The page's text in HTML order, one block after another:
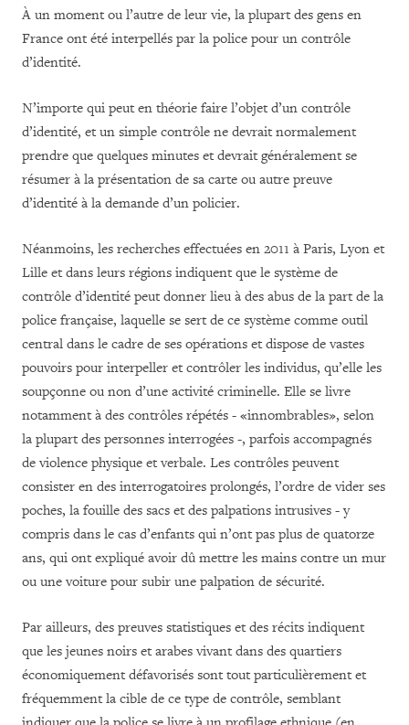
À un moment ou l’autre de leur vie, la plupart des gens en
France ont été interpellés par la police pour un contrôle
d’identité.
N’importe qui peut en théorie faire l’objet d’un contrôle
d’identité, et un simple contrôle ne devrait normalement
prendre que quelques minutes et devrait généralement se
résumer à la présentation de sa carte ou autre preuve
d’identité à la demande d’un policier.
Néanmoins, les recherches effectuées en 2011 à Paris, Lyon et
Lille et dans leurs régions indiquent que le système de
contrôle d’identité peut donner lieu à des abus de la part de la
police française, laquelle se sert de ce système comme outil
central dans le cadre de ses opérations et dispose de vastes
pouvoirs pour interpeller et contrôler les individus, qu’elle les
soupçonne ou non d’une activité criminelle. Elle se livre
notamment à des contrôles répétés - «innombrables», selon
la plupart des personnes interrogées -, parfois accompagnés
de violence physique et verbale. Les contrôles peuvent
consister en des interrogatoires prolongés, l’ordre de vider ses
poches, la fouille des sacs et des palpations intrusives - y
compris dans le cas d’enfants qui n’ont pas plus de quatorze
ans, qui ont expliqué avoir dû mettre les mains contre un mur
ou une voiture pour subir une palpation de sécurité.
Par ailleurs, des preuves statistiques et des récits indiquent
que les jeunes noirs et arabes vivant dans des quartiers
économiquement défavorisés sont tout particulièrement et
fréquemment la cible de ce type de contrôle, semblant